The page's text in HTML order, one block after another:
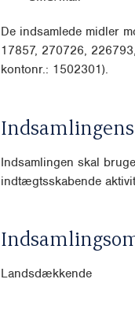
De indsamlede midler
17857, 270726,
kontonr.: 1502301).
Indsamlingen skal
indtægtsskabende
Landsdækkende